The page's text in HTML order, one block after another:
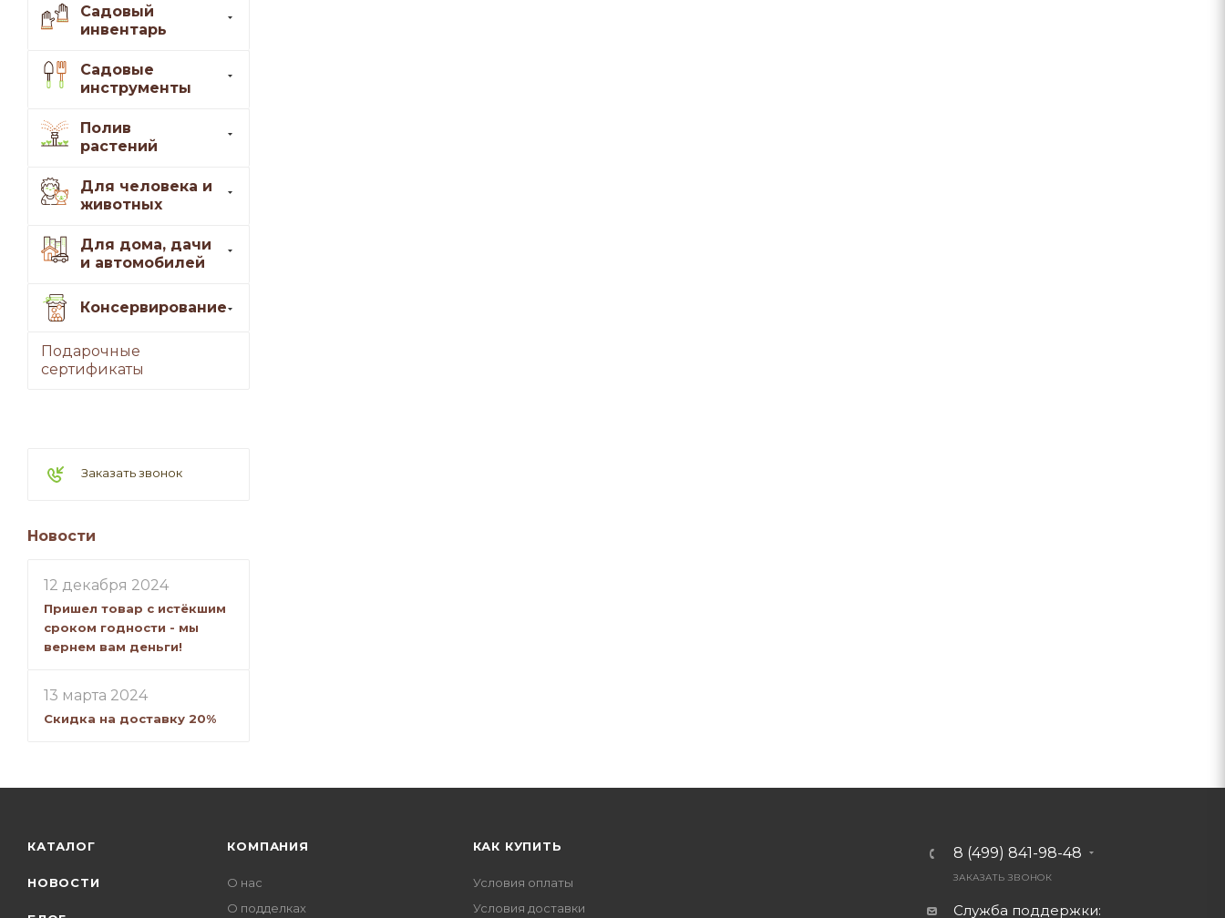
Садовый
инвентарь
Садовые
инструменты
Полив
растений
Для человека и
животных
Для дома, дачи
и автомобилей
Консервирование
Подарочные
сертификаты
Заказать звонок
Новости
12 декабря 2024
Пришел товар с истёкшим
сроком годности - мы
вернем вам деньги!
13 марта 2024
Скидка на доставку 20%
КАТАЛОГ
НОВОСТИ
КОМПАНИЯ
О нас
О подделках
КАК КУПИТЬ
Условия оплаты
Условия доставки
8 (499) 841-98-48
ЗАКАЗАТЬ ЗВОНОК
Служба поддержки: